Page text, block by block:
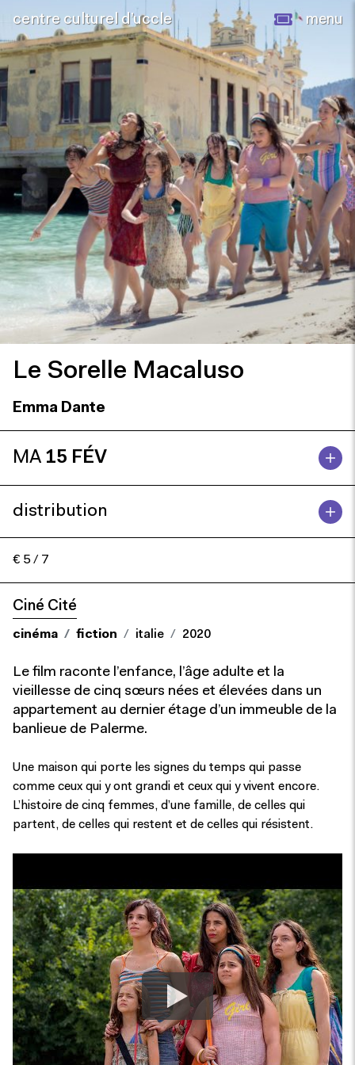
centre culturel d’uccle menu
Le Sorelle Macaluso
Emma Dante
MA 15 FÉV
distribution
€ 5 / 7
Ciné Cité
cinéma fiction italie 2020
Le film raconte l’enfance, l’âge adulte et la
vieillesse de cinq sœurs nées et élevées dans un
appartement au dernier étage d’un immeuble de la
banlieue de Palerme.
Une maison qui porte les signes du temps qui passe
comme ceux qui y ont grandi et ceux qui y vivent encore.
L’histoire de cinq femmes, d’une famille, de celles qui
partent, de celles qui restent et de celles qui résistent.